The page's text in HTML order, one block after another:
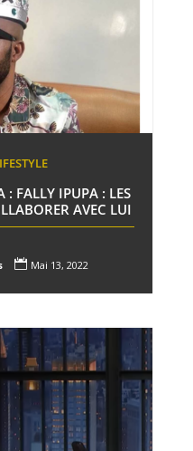
: FALLY IPUPA : LES
AVEC LUI
 Mai 13, 2022